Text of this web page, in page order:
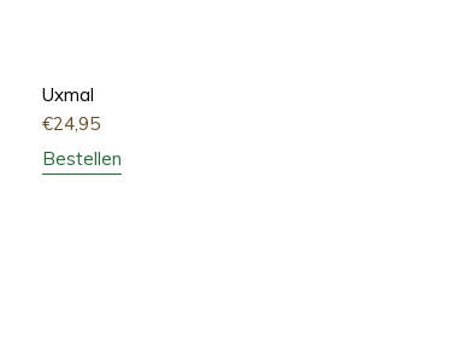
Uxmal
€24,95
Bestellen